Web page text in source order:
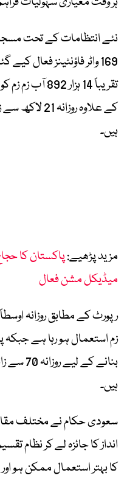
نئے انتظامات کے تحت
169 واٹر فاؤنٹینز فعال
تقریباً 14
کے علاوہ
ہیں۔
مزید پڑھیے:پاکستان کا
میڈیکل مشن فعال
زم استعمال ہو رہا ہے جبکہ
بنانے
ہیں۔
سعودی حکام نے مختلف
انداز کا جائزہ لے کر نظام
کا بہتر استعمال ممکن ہو